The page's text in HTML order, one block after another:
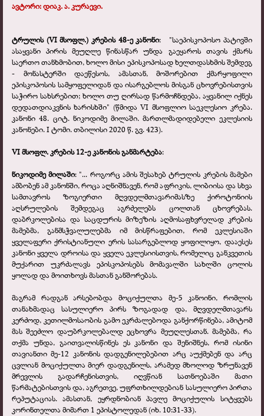
ავტორი: დიაკ. ა. კურაევი.
ტრულის (VI მსოფლ.) კრების 48-ე კანონი: "საეპისკოპოსო პატივში
ასაყვანი პირის მეუღლე წინასწარ უნდა გაეყაროს თავის ქმარს
საერთო თანხმობით, ხოლო მისი ეპისკოპოსად ხელთდასხმის შემდეგ
- მონასტერში დაეწესოს, ამასთან, მოშორებით ქმარყოფილი
ეპისკოპოსის სამყოფელიდან და ისარგებლოს მისგან ცხოვრებისთვის
საჭირო სახსრებით; ხოლო თუ ღირსად წარმოჩნდება, აყვანილ იქნეს
დედათდიაკვნის ხარისხში" (წმიდა VI მსოფლიო საეკლესიო კრება.
კანონი 48. ციტ. ნიკოდიმე მილაში. მართლმადიდებელი ეკლესიის
კანონები. I ტომი. თბილისი 2020 წ. გვ. 423).
VI მსოფლ. კრების 12-ე კანონის განმარტება:
ნიკოდიმე მილაში: "... როგორც ამის შესახებ ტრულის კრების მამები
ამბობენ ამ კანონში, როცა აღნიშნავენ, რომ აფრიკის, ლიბიისა და სხვა
სამთავროს ზოგიერთი მღვდელმთავარიმასზე ქიროტონიის
აღსრულების შემდეგაც აგრძელებს ცოლთან ცხოვრებას.
დაბრკოლებისა და საცდურის მიზეზის აღმოსაფხვრელად კრების
მამებმა, განმსჭვალულებმა იმ მისწრაფებით, რომ ეკლესიაში
ყველაფერი ქრისტიანული ერის სასარგებლოდ ყოფილიყო, დააესეს
კანონი ყველა დროისა და ყველა ეკლესიისთვის, რომელიც განკვეთის
მუქარით უკრძალავს ეპისკოპოსებს მომავალში სახლში ცოლის
ყოლად და მოითხოვს მასთან განშორებას.
მაგრამ რადგან არსებობდა მოციქულთა მე-5 კანოინი, რომლის
თანახმადაც სასულიერო პირს ზოგადად და, მღვდელმთავარს
კერძოდ, კეთილმოსაობის გამო ეკრძალებოდა განქორწინება, ამიტომ
მას შეეძლო დაუბრკოლებალდ ეცხოვრა მეუღლესთან. მამებმა, რა
თქმა უნდა, გაითვალისწინეს ეს კანონი და შენიშნეს, რომ ისინი
თავიანთი მე-12 კანონის დადგენილებებით არც აუქმებენ და არც
ცვლიან მოციქულთა მიერ დადგენილს, არამედ მხოლოდ ზრუნავენ
მრევლის გადარჩენისთვის, იღვწიან სათნოებაში მათი
წარმატებისთვის და, აგრეთვე, უფრთხილდებიან სასულიერო პირთა
რეპუტაციას. ამასთან, ეყრდნობიან პავლე მოციქულის სიტყვებს
კორინთელთა მიმართ 1 ეპისტოლედან (იხ. 10:31-33).